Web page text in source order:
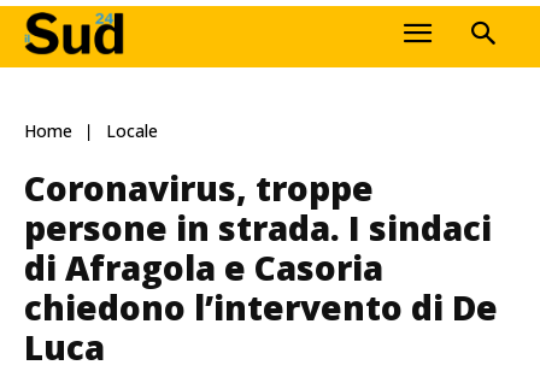
Home Locale
Coronavirus, troppe
persone in strada. I sindaci
di Afragola e Casoria
chiedono l’intervento di De
Luca